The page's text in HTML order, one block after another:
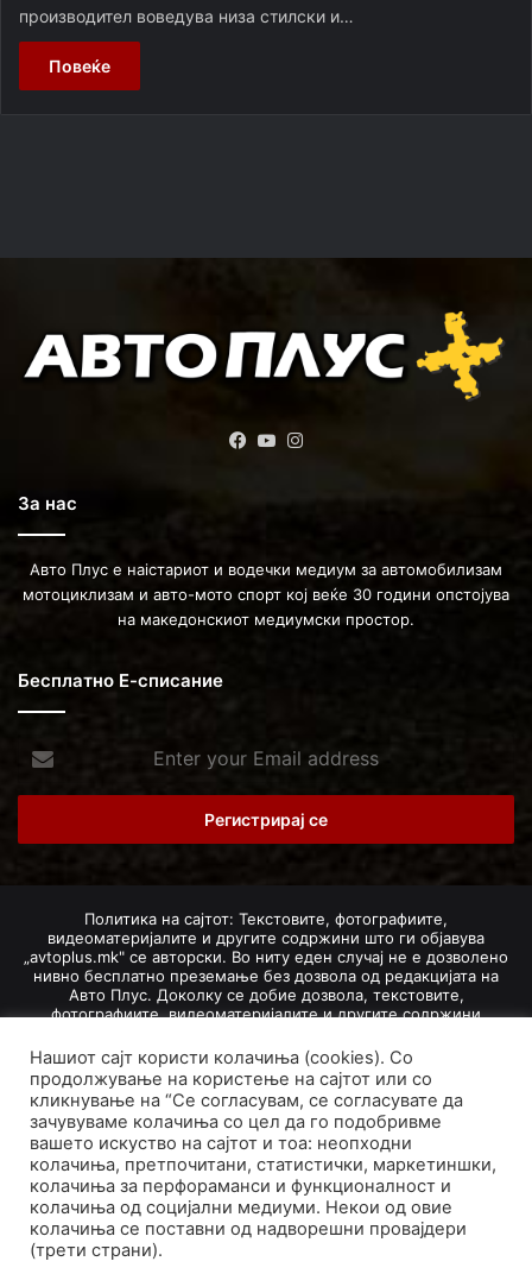
производител воведува низа стилски и…
Повеќе
Facebook
YouTube
За нас
Авто Плус е наістариот и водечки медиум за автомобилизам
мотоциклизам и авто-мото спорт кој веќе 30 години опстојува
на македонскиот медиумски простор.
Бесплатно Е-списание
your
Email
Политика на сајтот: Текстовите, фотографиите,
видеоматеријалите и другите содржини што ги објавува
„avtoplus.mk" се авторски. Во ниту еден случај не е дозволено
нивно бесплатно преземање без дозвола од редакцијата на
Авто Плус. Доколку се добие дозвола, текстовите,
фотографиите, видеоматеријалите и другите содржини
изворот и авторот со вметнување на директна интернет-врска
(линк) до оригиналната содржина на „avtoplus.mk". При
добивање на одобрување од редакцијата за превземање на
текст, може да се превземе само дел од новинарско дело
насловот, придружната фотографија (односно насловната
фотографија) и воведниот дел на текстот, познат како „лид".
Преземање содржини од „avtoplus.mk" надвор од овие услови
не е дозволено и подложи на санкционирање согласно
Законот за авторски и сродни права.
Developed by PROCESS IN. Hosted byGoHost.
Нашиот сајт користи колачиња (cookies). Со
продолжување на користење на сајтот или со
кликнување на “Се согласувам, се согласувате да
зачувуваме колачиња со цел да го подобривме
вашето искуство на сајтот и тоа: неопходни
колачиња, претпочитани, статистички, маркетиншки,
колачиња за перфораманси и функционалност и
колачиња од социјални медиуми. Некои од овие
колачиња се поставни од надворешни провајдери
(трети страни).